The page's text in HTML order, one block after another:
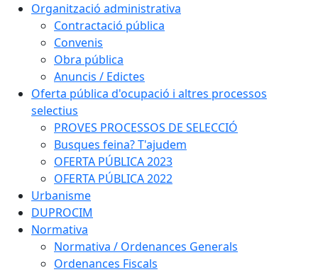
Organització administrativa
Contractació pública
Convenis
Obra pública
Anuncis / Edictes
Oferta pública d'ocupació i altres processos
selectius
PROVES PROCESSOS DE SELECCIÓ
Busques feina? T'ajudem
OFERTA PÚBLICA 2023
OFERTA PÚBLICA 2022
Urbanisme
DUPROCIM
Normativa
Normativa / Ordenances Generals
Ordenances Fiscals